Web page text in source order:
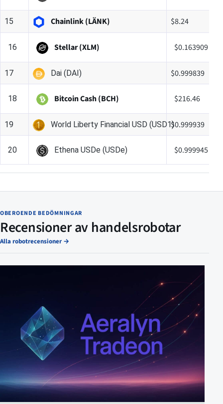
15 Chainlink (LÄNK) $8.24
16 Stellar (XLM) $0.163909
17 Dai (DAI) $0.999839
18 Bitcoin Cash (BCH) $216.46
19 World Liberty Financial USD (USD1)$0.999939
20 Ethena USDe (USDe) $0.999945
OBEROENDE BEDÖMNINGAR
Recensioner av handelsrobotar
Alla robotrecensioner →